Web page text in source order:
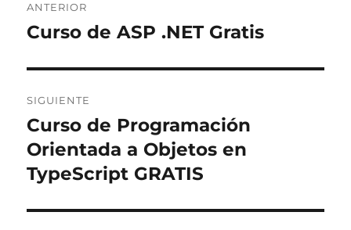
de
ANTERIOR
Entrada
Curso de ASP .NET Gratis
SIGUIENTE
Entrada
siguiente:
Curso de Programación
Orientada a Objetos en
TypeScript GRATIS